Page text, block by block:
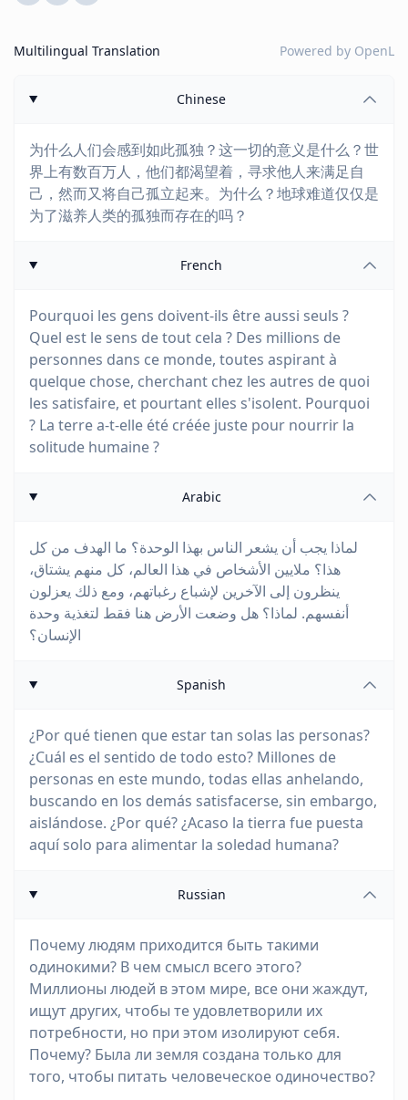
Multilingual Translation Powered by OpenL
Chinese
为什么人们会感到如此孤独？这一切的意义是什么？世
界上有数百万人，他们都渴望着，寻求他人来满足自
己，然而又将自己孤立起来。为什么？地球难道仅仅是
为了滋养人类的孤独而存在的吗？
French
Pourquoi les gens doivent-ils être aussi seuls ?
Quel est le sens de tout cela ? Des millions de
personnes dans ce monde, toutes aspirant à
quelque chose, cherchant chez les autres de quoi
les satisfaire, et pourtant elles s'isolent. Pourquoi
? La terre a-t-elle été créée juste pour nourrir la
solitude humaine ?
Arabic
لماذا يجب أن يشعر الناس بهذا الوحدة؟ ما الهدف من كل
هذا؟ ملايين الأشخاص في هذا العالم، كل منهم يشتاق،
ينظرون إلى الآخرين لإشباع رغباتهم، ومع ذلك يعزلون
أنفسهم. لماذا؟ هل وضعت الأرض هنا فقط لتغذية وحدة
الإنسان؟
Spanish
¿Por qué tienen que estar tan solas las personas?
¿Cuál es el sentido de todo esto? Millones de
personas en este mundo, todas ellas anhelando,
buscando en los demás satisfacerse, sin embargo,
aislándose. ¿Por qué? ¿Acaso la tierra fue puesta
aquí solo para alimentar la soledad humana?
Russian
Почему людям приходится быть такими
одинокими? В чем смысл всего этого?
Миллионы людей в этом мире, все они жаждут,
ищут других, чтобы те удовлетворили их
потребности, но при этом изолируют себя.
Почему? Была ли земля создана только для
того, чтобы питать человеческое одиночество?